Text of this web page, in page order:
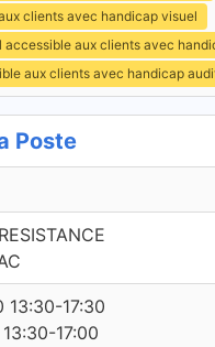
clients avec handicap visuel
accessible aux clients avec
aux clients avec handicap
Poste
13:30-17:30
17:00